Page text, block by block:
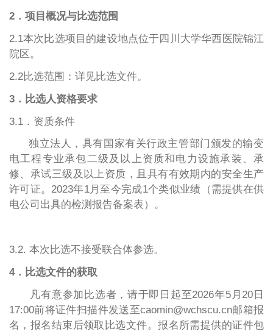
2．项目概况与比选范围
2.1本次比选项目的建设地点位于四川大学华西医院锦江
院区。
2.2比选范围：详见比选文件。
3．比选人资格要求
3.1．资质条件
独立法人，具有国家有关行政主管部门颁发的输变
电工程专业承包二级及以上资质和电力设施承装、承
修、承试三级及以上资质，且具有有效期内的安全生产
许可证。 2023年1月 至今完成1个类似业绩（需提供在供
电公司出具的检测报告备案表） 。
3.2. 本次比选不接受联合体参选。
4．比选文件的获取
凡有意参加比选者，请于即日起 至2026年5月20日
17:00前将证件扫描件发送至caomin@wchscu.cn邮箱报
名，报名结束后领取比选文件。报名所需提供的证件包